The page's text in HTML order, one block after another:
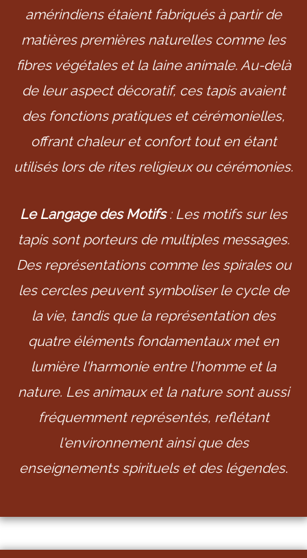
amérindiens étaient fabriqués à partir de
matières premières naturelles comme les
fibres végétales et la laine animale. Au-delà
de leur aspect décoratif, ces tapis avaient
des fonctions pratiques et cérémonielles,
offrant chaleur et confort tout en étant
utilisés lors de rites religieux ou cérémonies.
Le Langage des Motifs: Les motifs sur les
tapis sont porteurs de multiples messages.
Des représentations comme les spirales ou
les cercles peuvent symboliser le cycle de
la vie, tandis que la représentation des
quatre éléments fondamentaux met en
lumière l'harmonie entre l'homme et la
nature. Les animaux et la nature sont aussi
fréquemment représentés, reflétant
l'environnement ainsi que des
enseignements spirituels et des légendes.